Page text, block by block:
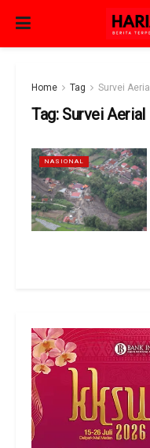
Home Tag Survei Aerial
Tag: Survei Aerial
NASIONAL